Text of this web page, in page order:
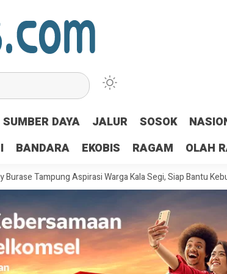
SUMBER DAYA JALUR SOSOK
BANDARA EKOBIS RAGAM OLAH
Aspirasi Warga Kala Segi, Siap Bantu Kebutuhan